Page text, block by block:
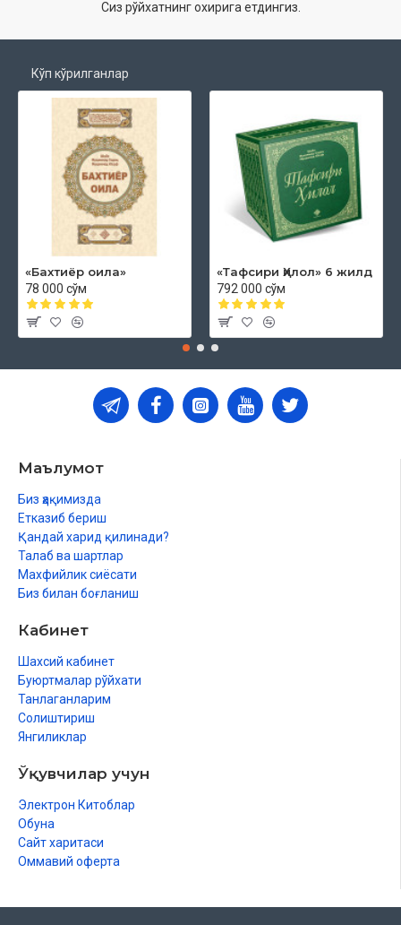
Сиз рўйхатнинг охирига етдингиз.
Кўп кўрилганлар
«Бахтиёр оила»
78 000 сўм
«Тафсири Ҳилол» 6 жилд
792 000 сўм
Маълумот
Биз ҳақимизда
Етказиб бериш
Қандай харид қилинади?
Талаб ва шартлар
Махфийлик сиёсати
Биз билан боғланиш
Кабинет
Шахсий кабинет
Буюртмалар рўйхати
Танлаганларим
Солиштириш
Янгиликлар
Ўқувчилар учун
Электрон Китоблар
Обуна
Сайт харитаси
Оммавий оферта